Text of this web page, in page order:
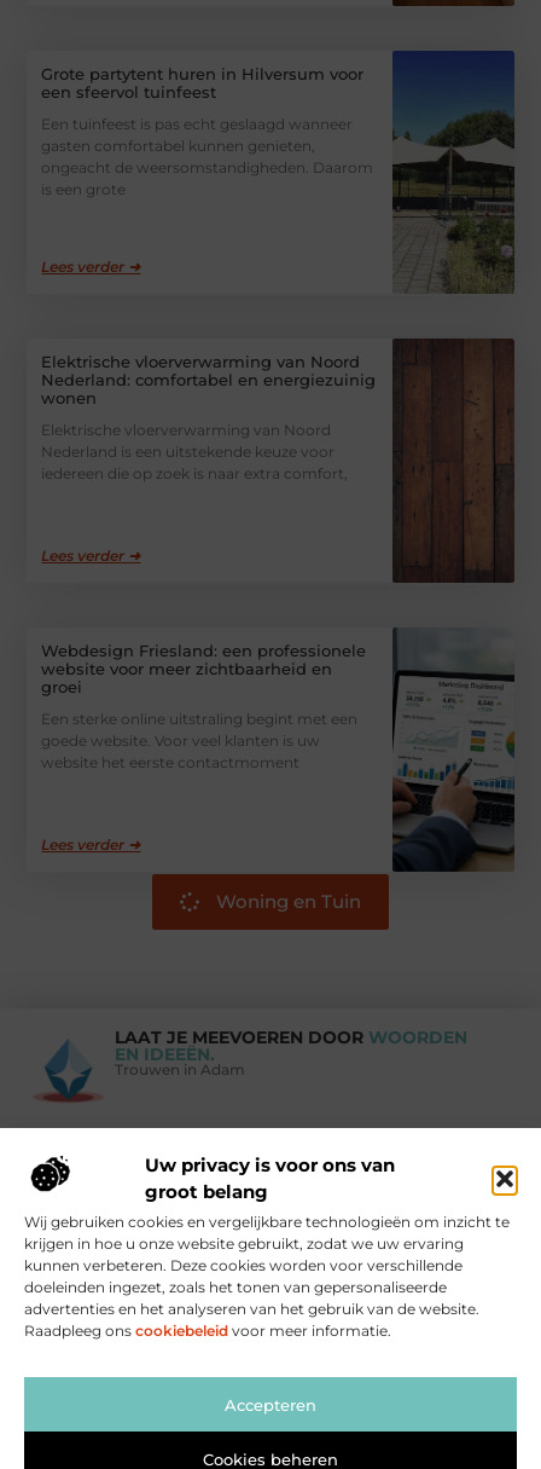
Uw privacy is voor ons van
groot belang
Wij gebruiken cookies en vergelijkbare technologieën om inzicht te
krijgen in hoe u onze website gebruikt, zodat we uw ervaring
kunnen verbeteren. Deze cookies worden voor verschillende
doeleinden ingezet, zoals het tonen van gepersonaliseerde
advertenties en het analyseren van het gebruik van de website.
Raadpleeg ons cookiebeleid voor meer informatie.
Accepteren
Cookies beheren
Grote partytent huren in Hilversum voor
een sfeervol tuinfeest
Een tuinfeest is pas echt geslaagd wanneer
gasten comfortabel kunnen genieten,
ongeacht de weersomstandigheden. Daarom
is een grote
Lees verder ➜
Elektrische vloerverwarming van Noord
Nederland: comfortabel en energiezuinig
wonen
Elektrische vloerverwarming van Noord
Nederland is een uitstekende keuze voor
iedereen die op zoek is naar extra comfort,
Lees verder ➜
Webdesign Friesland: een professionele
website voor meer zichtbaarheid en
groei
Een sterke online uitstraling begint met een
goede website. Voor veel klanten is uw
website het eerste contactmoment
Lees verder ➜
Woning en Tuin
LAAT JE MEEVOEREN DOOR WOORDEN
EN IDEEËN.
Trouwen in Adam
Vind Ons Hier :
Beroemdheden Uit de Media Partners Over ons
Contact Blog publiceren Website index Cookiebeleid (EU)
Linkbuilding geld verdienen: zo maak jij er winst mee